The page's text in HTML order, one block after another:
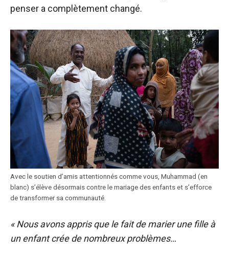
penser a complètement changé.
Avec le soutien d’amis attentionnés comme vous, Muhammad (en
blanc) s’élève désormais contre le mariage des enfants et s’efforce
de transformer sa communauté.
« Nous avons appris que le fait de marier une fille à
un enfant crée de nombreux problèmes…